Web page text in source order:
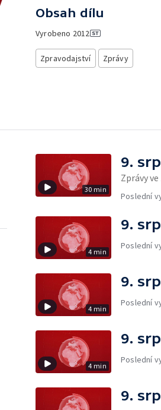
Obsah dílu
Vyrobeno 2012
Zpravodajství Zprávy
30 min
9.
Zprávy ve
Poslední
4 min
9.
Poslední
4 min
9.
Poslední
4 min
9.
Poslední
9.